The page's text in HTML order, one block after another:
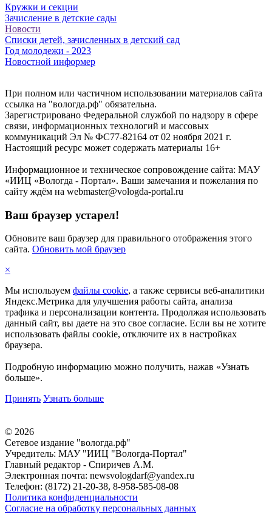
Кружки и секции
Зачисление в детские сады
Новости
Списки детей, зачисленных в детский сад
Год молодежи - 2023
© 2026
Сетевое издание "вологда.рф"
Учредитель: МАУ "ИИЦ "Вологда-Портал"
Главный редактор - Спиричев А.М.
Электронная почта: newsvologdarf@yandex.ru
Телефон: (8172) 21-20-38, 8-958-585-08-08
Политика конфиденциальности
Согласие на обработку персональных данных
Новостной информер
При полном или частичном использовании материалов сайта
ссылка на "вологда.рф" обязательна.
Зарегистрировано Федеральной службой по надзору в сфере
связи, информационных технологий и массовых
коммуникаций Эл № ФС77-82164 от 02 ноября 2021 г.
Настоящий ресурс может содержать материалы 16+
Информационное и техническое сопровождение сайта: МАУ
«ИИЦ «Вологда - Портал». Ваши замечания и пожелания по
сайту ждём на webmaster@vologda-portal.ru
Ваш браузер устарел!
Обновите ваш браузер для правильного отображения этого
сайта. Обновить мой браузер
×
Мы используем файлы cookie, а также сервисы веб-аналитики
Яндекс.Метрика для улучшения работы сайта, анализа
трафика и персонализации контента. Продолжая использовать
данный сайт, вы даете на это свое согласие. Если вы не хотите
использовать файлы cookie, отключите их в настройках
браузера.
Подробную информацию можно получить, нажав «Узнать
больше».
Принять Узнать больше